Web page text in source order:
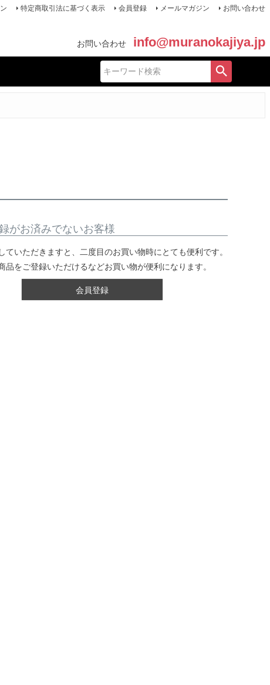
特定商取引法に基づく表示 会員登録 メールマガジン お問い合わせ
お問い合わせ info@muranokajiya.jp
がお済みでないお客様
ていただきますと、二度目のお買い物時にとても便利です。
品をご登録いただけるなどお買い物が便利になります。
会員登録